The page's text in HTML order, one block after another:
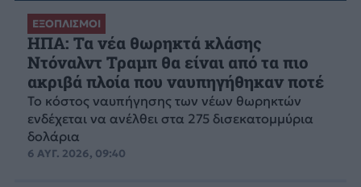
ΕΞΟΠΛΙΣΜΟΙ
ΗΠΑ: Τα νέα θωρηκτά κλάσης
Ντόναλντ Τραμπ θα είναι από τα πιο
ακριβά πλοία που ναυπηγήθηκαν ποτέ
Το κόστος ναυπήγησης των νέων θωρηκτών
ενδέχεται να ανέλθει στα 275 δισεκατομμύρια
δολάρια
6 ΑΥΓ. 2026, 09:40